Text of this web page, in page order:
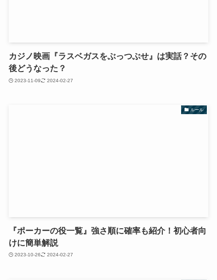
カジノ映画『ラスベガスをぶっつぶせ』は実話？その
後どうなった？
2023-11-09 2024-02-27
ルール
『ポーカーの役一覧』強さ順に確率も紹介！初心者向
けに簡単解説
2023-10-26 2024-02-27